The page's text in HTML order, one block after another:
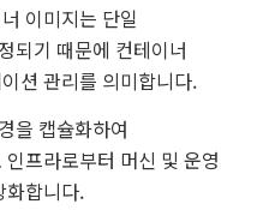
이미지는 단일
되기 때문에 컨테이너
션 관리를 의미합니다.
을 캡슐화하여
프라로부터 머신 및 운영
화합니다.